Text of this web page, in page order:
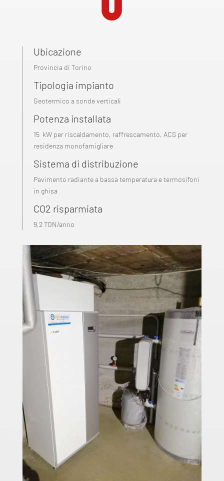
Ubicazione
Provincia di Torino
Tipologia impianto
Geotermico a sonde verticali
Potenza installata
15 kW per riscaldamento, raffrescamento, ACS per
residenza monofamigliare
Sistema di distribuzione
Pavimento radiante a bassa temperatura e termosifoni
in ghisa
CO2 risparmiata
9,2 TON/anno